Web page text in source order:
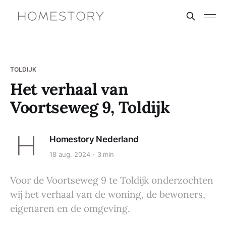
TOLDIJK
Het verhaal van
Voortseweg 9, Toldijk
Homestory Nederland
18 aug. 2024 3 min
Voor de Voortseweg 9 te Toldijk onderzochten
wij het verhaal van de woning, de bewoners,
eigenaren en de omgeving.